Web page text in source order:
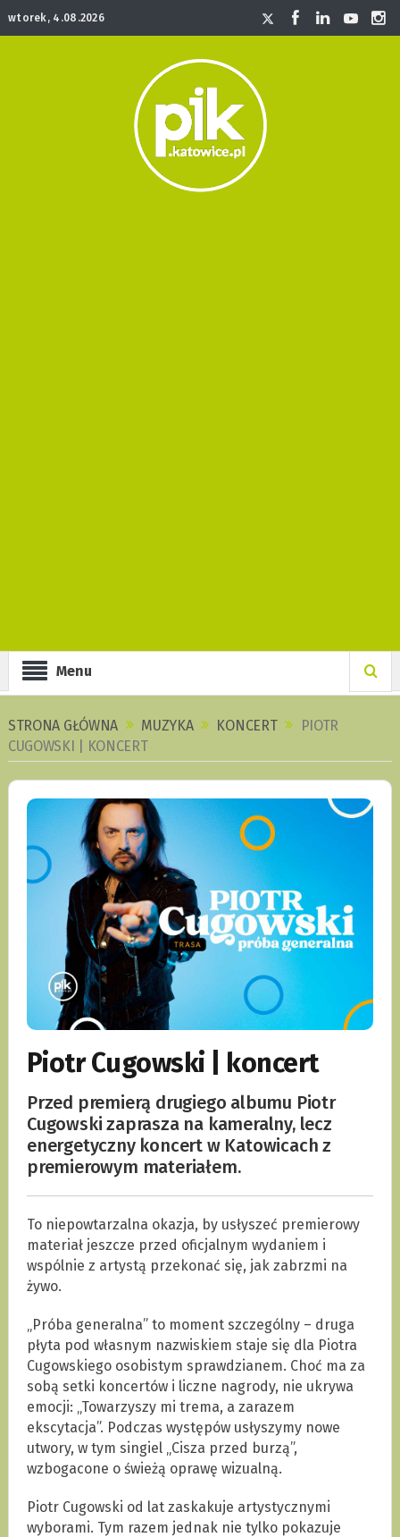
wtorek, 4.08.2026
Menu
STRONA GŁÓWNA MUZYKA KONCERT
PIOTR
CUGOWSKI | KONCERT
Piotr Cugowski | koncert
Przed premierą drugiego albumu Piotr
Cugowski zaprasza na kameralny, lecz
energetyczny koncert w Katowicach z
premierowym materiałem.
To niepowtarzalna okazja, by usłyszeć premierowy
materiał jeszcze przed oficjalnym wydaniem i
wspólnie z artystą przekonać się, jak zabrzmi na
żywo.
„Próba generalna” to moment szczególny – druga
płyta pod własnym nazwiskiem staje się dla Piotra
Cugowskiego osobistym sprawdzianem. Choć ma za
sobą setki koncertów i liczne nagrody, nie ukrywa
emocji: „Towarzyszy mi trema, a zarazem
ekscytacja”. Podczas występów usłyszymy nowe
utwory, w tym singiel „Cisza przed burzą”,
wzbogacone o świeżą oprawę wizualną.
Piotr Cugowski od lat zaskakuje artystycznymi
wyborami. Tym razem jednak nie tylko pokazuje